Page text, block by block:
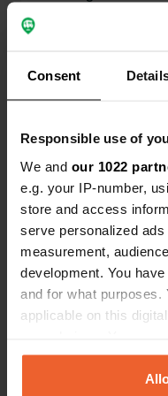
Consent
Responsible use of
We and our 1022
e.g. your IP-number,
store and access
serve personalized
measurement,
development. You
and for what
applicable on this
any time from the
the Privacy trigger icon.
mais il est correct.
est à 2,5 km, ainsi
3 km dans l'autre
et les douches sont
les 2 minutes,
On y parle
néerlandais. Un
revenir.
Es-
Contact
Schlafbach 10
78479,